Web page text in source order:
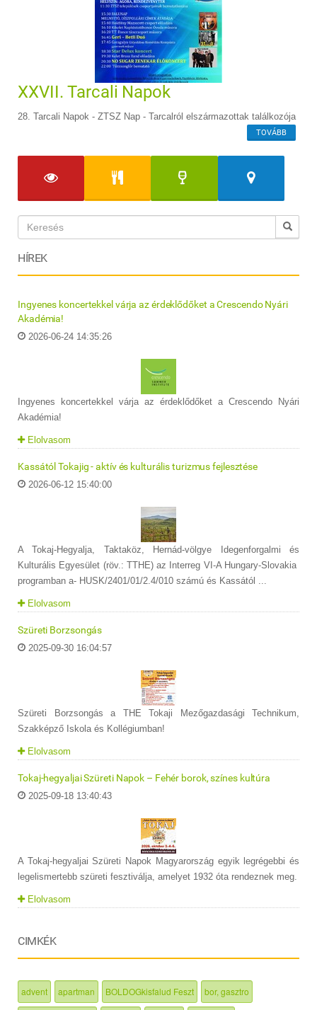
XXVII. Tarcali Napok
28. Tarcali Napok - ZTSZ Nap - Tarcalról elszármazottak találkozója
TOVÁBB
HÍREK
Ingyenes koncertekkel várja az érdeklődőket a Crescendo Nyári
Akadémia!
2026-06-24 14:35:26
Ingyenes koncertekkel várja az érdeklődőket a Crescendo Nyári
Akadémia!
Elolvasom
Kassától Tokajig - aktív és kulturális turizmus fejlesztése
2026-06-12 15:40:00
A Tokaj-Hegyalja, Taktaköz, Hernád-völgye Idegenforgalmi és
Kulturális Egyesület (röv.: TTHE) az Interreg VI-A Hungary-Slovakia
programban a- HUSK/2401/01/2.4/010 számú és Kassától ...
Elolvasom
Szüreti Borzsongás
2025-09-30 16:04:57
Szüreti Borzsongás a THE Tokaji Mezőgazdasági Technikum,
Szakképző Iskola és Kollégiumban!
Elolvasom
Tokaj-hegyaljai Szüreti Napok – Fehér borok, színes kultúra
2025-09-18 13:40:43
A Tokaj-hegyaljai Szüreti Napok Magyarország egyik legrégebbi és
legelismertebb szüreti fesztiválja, amelyet 1932 óta rendeznek meg.
Elolvasom
CIMKÉK
advent apartman BOLDOGkisfalud Feszt bor, gasztro